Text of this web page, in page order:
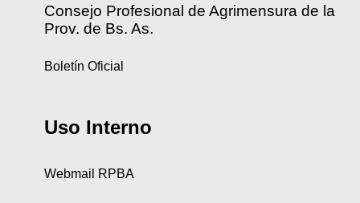
Consejo Profesional de Agrimensura de la
Prov. de Bs. As.
Boletín Oficial
Uso Interno
Webmail RPBA